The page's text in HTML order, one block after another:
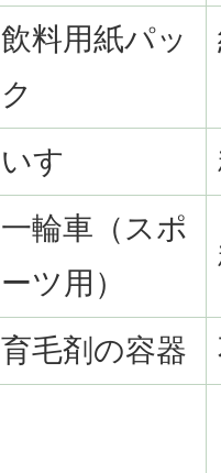
飲料用紙パッ
ク
いす
一輪車（スポ
ーツ用）
育毛剤の容器